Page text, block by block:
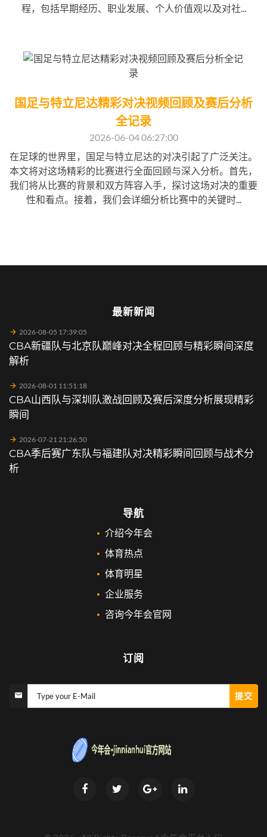
程，包括早期经历、职业发展、个人价值观以及对社...
国足与特立尼达精彩对决视频回顾及赛后分析
全记录
2026-06-04 06:27:00
在足球的世界里，国足与特立尼达的对决引起了广泛关注。
本文将对这场精彩的比赛进行全面回顾与深入分析。首先，
我们将从比赛的背景和双方阵容入手，探讨这场对决的重要
性和看点。接着，我们会详细分析比赛中的关键时...
最新新闻
2026-08-05 17:39:05
CBA新疆队与北京队巅峰对决全程回顾与精彩瞬间深度
解析
2026-08-01 11:51:18
CBA山西队与深圳队激战回顾及赛后深度分析展现精彩
瞬间
2026-07-21 21:26:50
CBA季后赛广东队与福建队对决精彩瞬间回顾与战术分
析
导航
介绍今年会
体育热点
体育明星
企业服务
咨询今年会官网
订阅
Type your E-Mail 提交